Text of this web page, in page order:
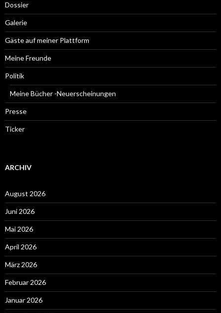
Dossier
Galerie
Gäste auf meiner Plattform
Meine Freunde
Politik
Meine Bücher -Neuerscheinungen
Presse
Ticker
ARCHIV
August 2026
Juni 2026
Mai 2026
April 2026
März 2026
Februar 2026
Januar 2026